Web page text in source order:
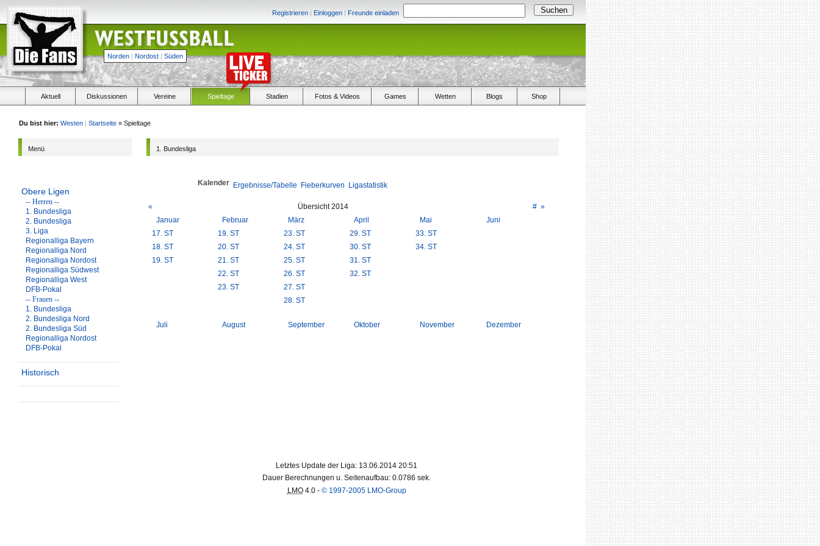
Registrieren | Einloggen | Freunde einladen
Norden | Nordost | Süden
Aktuell Diskussionen Vereine Spieltage Stadien Fotos & Videos Games Wetten Blogs Shop
Du bist hier: Westen | Startseite » Spieltage
Menü
Obere Ligen
-- Herren --
1. Bundesliga
2. Bundesliga
3. Liga
Regionalliga Bayern
Regionalliga Nord
Regionalliga Nordost
Regionalliga Südwest
Regionalliga West
DFB-Pokal
-- Frauen --
1. Bundesliga
2. Bundesliga Nord
2. Bundesliga Süd
Regionalliga Nordost
DFB-Pokal
Historisch
1. Bundesliga
Kalender Ergebnisse/Tabelle Fieberkurven Ligastatistik
« Übersicht 2014 # »
Januar
Februar März April Mai
Juni
17. ST
18. ST
19. ST
19. ST
20. ST
21. ST
22. ST
23. ST
23. ST
24. ST
25. ST
26. ST
27. ST
28. ST
29. ST
30. ST
31. ST
32. ST
33. ST
34. ST
Juli August September Oktober November Dezember
Letztes Update der Liga: 13.06.2014 20:51
Dauer Berechnungen u. Seitenaufbau: 0.0786 sek.
LMO4.0 - © 1997-2005 LMO-Group